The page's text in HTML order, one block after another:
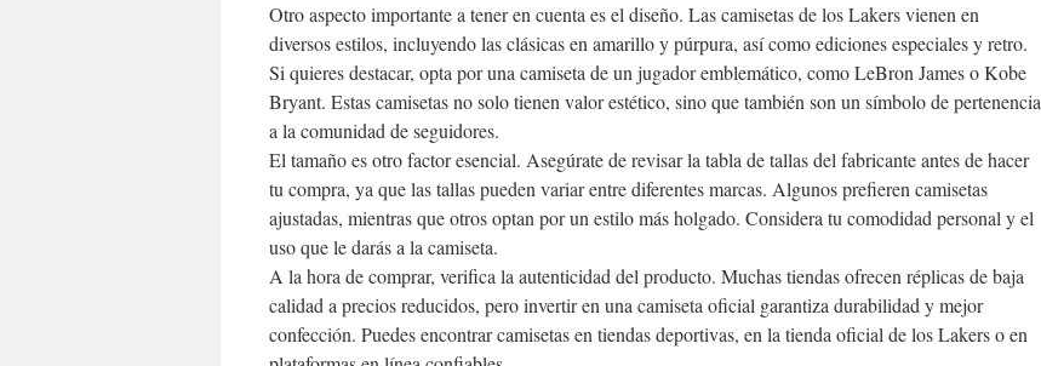
Otro aspecto importante a tener en cuenta es el diseño. Las camisetas de los Lakers vienen en
diversos estilos, incluyendo las clásicas en amarillo y púrpura, así como ediciones especiales y retro.
Si quieres destacar, opta por una camiseta de un jugador emblemático, como LeBron James o Kobe
Bryant. Estas camisetas no solo tienen valor estético, sino que también son un símbolo de pertenencia
a la comunidad de seguidores.
El tamaño es otro factor esencial. Asegúrate de revisar la tabla de tallas del fabricante antes de hacer
tu compra, ya que las tallas pueden variar entre diferentes marcas. Algunos prefieren camisetas
ajustadas, mientras que otros optan por un estilo más holgado. Considera tu comodidad personal y el
uso que le darás a la camiseta.
A la hora de comprar, verifica la autenticidad del producto. Muchas tiendas ofrecen réplicas de baja
calidad a precios reducidos, pero invertir en una camiseta oficial garantiza durabilidad y mejor
confección. Puedes encontrar camisetas en tiendas deportivas, en la tienda oficial de los Lakers o en